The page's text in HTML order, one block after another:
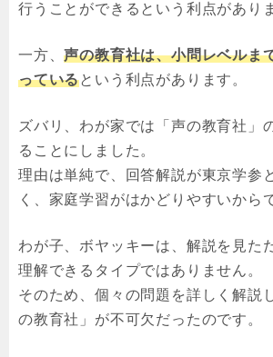
行うことができるという利点があり
一方、声の教育社は、小問レベルま
っているという利点があります。
ズバリ、わが家では「声の教育社」
ることにしました。
理由は単純で、回答解説が東京学参
く、家庭学習がはかどりやすいから
わが子、ボヤッキーは、解説を見た
理解できるタイプではありません。
そのため、個々の問題を詳しく解説
の教育社」が不可欠だったのです。